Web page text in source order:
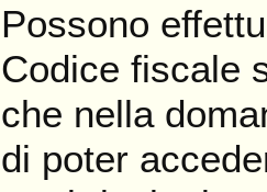
Possono
Codice fiscale
che nella
di poter